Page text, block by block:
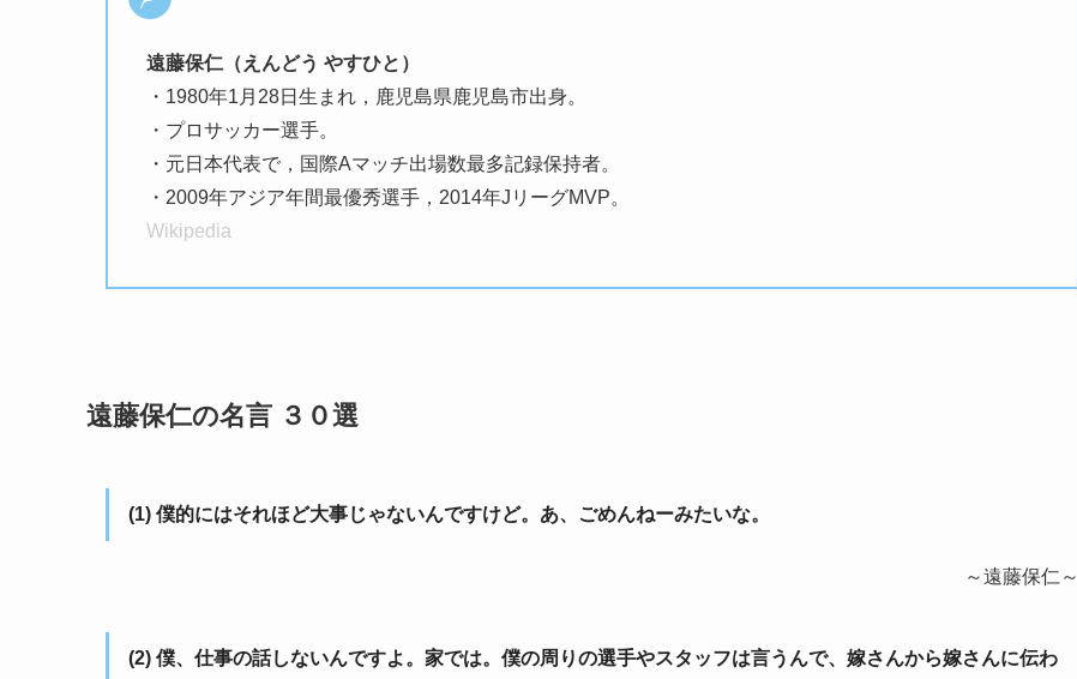
遠藤保仁（えんどう やすひと）
・1980年1月28日生まれ，鹿児島県鹿児島市出身。
・プロサッカー選手。
・元日本代表で，国際Aマッチ出場数最多記録保持者。
・2009年アジア年間最優秀選手，2014年JリーグMVP。
Wikipedia
遠藤保仁の名言 ３０選
(1) 僕的にはそれほど大事じゃないんですけど。あ、ごめんねーみたいな。
～遠藤保仁～
(2) 僕、仕事の話しないんですよ。家では。僕の周りの選手やスタッフは言うんで、嫁さんから嫁さんに伝わ